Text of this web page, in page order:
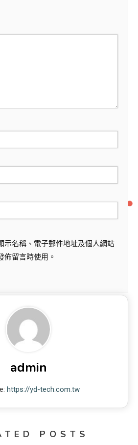
示名稱、電子郵件地址及個人網站
佈留言時使用。
admin
https://yd-tech.com.tw
POSTS